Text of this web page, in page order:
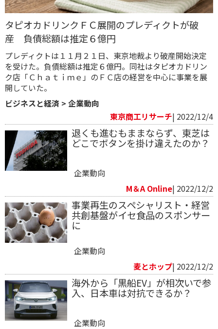
タピオカドリンクＦＣ展開のプレディクトが破
産 負債総額は推定６億円
プレディクトは１１月２１日、東京地裁より破産開始決定
を受けた。負債総額は推定６億円。同社はタピオカドリン
ク店「Ｃｈａｔｉｍｅ」のＦＣ店の経営を中心に事業を展
開していた。
ビジネスと経済 > 企業動向
東京商工リサーチ| 2022/12/4
退くも進むもままならず、東芝は
どこでボタンを掛け違えたのか？
企業動向
M＆A Online| 2022/12/2
事業再生のスペシャリスト・経営
共創基盤がイセ食品のスポンサー
に
企業動向
麦とホップ| 2022/12/2
海外から「黒船EV」が相次いで参
入、日本車は対抗できるか？
企業動向